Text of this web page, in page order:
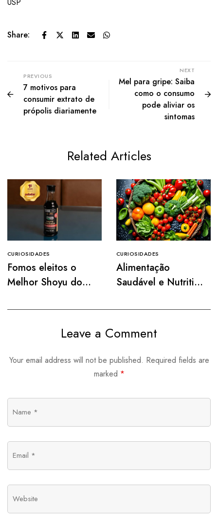
USP
Share:
PREVIOUS
7 motivos para
consumir extrato de
própolis diariamente
NEXT
Mel para gripe: Saiba
como o consumo
pode aliviar os
sintomas
Related Articles
CURIOSIDADES
Fomos eleitos o
Melhor Shoyu do
Paladar! 🎉
CURIOSIDADES
Alimentação
Saudável e Nutritiva
Vibrante
Leave a Comment
Your email address will not be published. Required fields are
marked *